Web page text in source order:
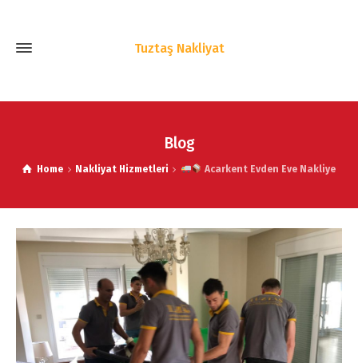
Tuztaş Nakliyat
Blog
Home Nakliyat Hizmetleri Acarkent Evden Eve Nakliye